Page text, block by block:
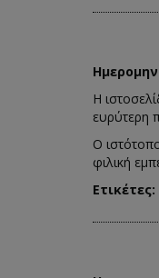
Η
ευρύτερη
Ο
φιλική
Ετικέτες: